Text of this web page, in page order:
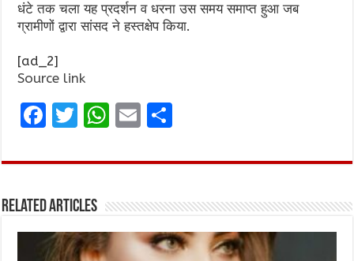
धंटे तक चला यह प्रदर्शन व धरना उस समय समाप्त हुआ जब
ग्रामीणों द्वारा सांसद ने हस्तक्षेप किया.
[ad_2]
Source link
F
ce
o
o
T
it
r
W
at
A
p
E
ai ar
Related Articles